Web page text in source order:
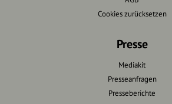
Cookies zurücksetzen
Presse
Mediakit
Presseanfragen
Presseberichte